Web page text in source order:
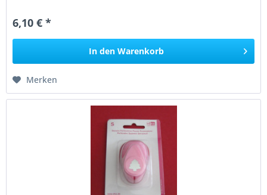
6,10 € *
In den Warenkorb
Merken